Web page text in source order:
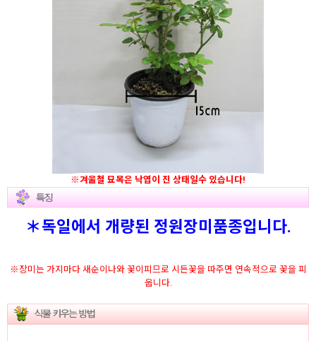
※겨울철 묘목은 낙엽이 진 상태일수 있습니다!
＊독일에서 개량된 정원장미품종입니다.
※장미는 가지마다 새순이나와 꽃이피므로 시든꽃을 따주면 연속적으로 꽃을 피
웁니다.